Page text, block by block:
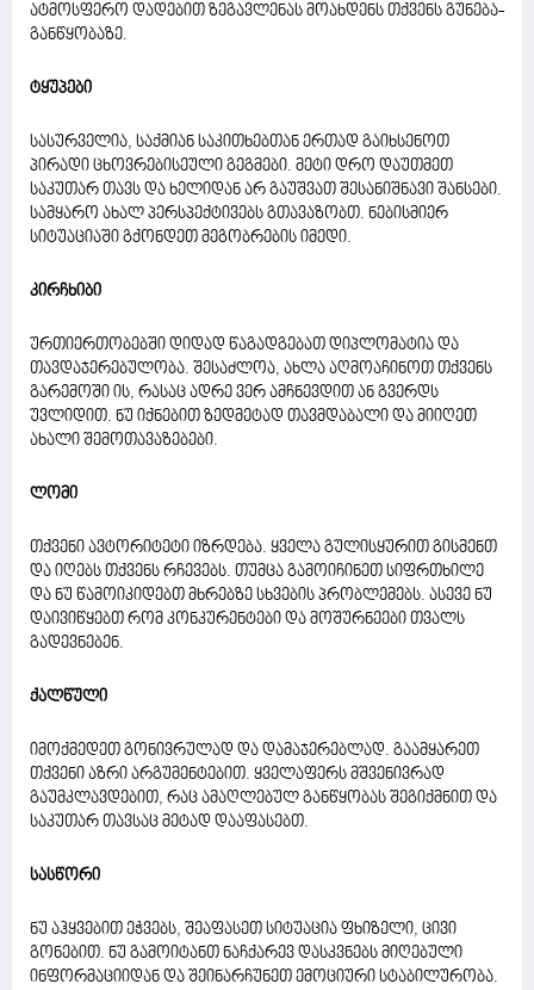
ატმოსფერო დადებით ზეგავლენას მოახდენს თქვენს გუნება-
განწყობაზე.
ტყუპები
სასურველია, საქმიან საკითხებთან ერთად გაიხსენოთ
პირადი ცხოვრებისეული გეგმები. მეტი დრო დაუთმეთ
საკუთარ თავს და ხელიდან არ გაუშვათ შესანიშნავი შანსები.
სამყარო ახალ პერსპექტივებს გთავაზობთ. ნებისმიერ
სიტუაციაში გქონდეთ მეგობრების იმედი.
კირჩხიბი
ურთიერთობებში დიდად წაგადგებათ დიპლომატია და
თავდაჯერებულობა. შესაძლოა, ახლა აღმოაჩინოთ თქვენს
გარემოში ის, რასაც ადრე ვერ ამჩნევდით ან გვერდს
უვლიდით. ნუ იქნებით ზედმეტად თავმდაბალი და მიიღეთ
ახალი შემოთავაზებები.
ლომი
თქვენი ავტორიტეტი იზრდება. ყველა გულისყურით გისმენთ
და იღებს თქვენს რჩევებს. თუმცა გამოიჩინეთ სიფრთხილე
და ნუ წამოიკიდებთ მხრებზე სხვების პრობლემებს. ასევე ნუ
დაივიწყებთ რომ კონკურენტები და მოშურნეები თვალს
გადევნებენ.
ქალწული
იმოქმედეთ გონივრულად და დამაჯერებლად. გაამყარეთ
თქვენი აზრი არგუმენტებით. ყველაფერს მშვენივრად
გაუმკლავდებით, რაც ამაღლებულ განწყობას შეგიქმნით და
საკუთარ თავსაც მეტად დააფასებთ.
სასწორი
ნუ აჰყვებით ეჭვებს, შეაფასეთ სიტუაცია ფხიზელი, ცივი
გონებით. ნუ გამოიტანთ ნაჩქარევ დასკვნებს მიღებული
ინფორმაციიდან და შეინარჩუნეთ ემოციური სტაბილურობა.